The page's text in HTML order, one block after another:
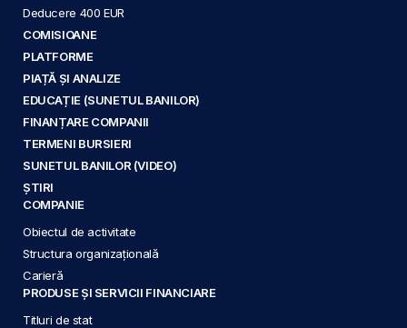
Deducere 400 EUR
COMISIOANE
PLATFORME
PIAȚĂ ȘI ANALIZE
EDUCAȚIE (SUNETUL BANILOR)
FINANȚARE COMPANII
TERMENI BURSIERI
SUNETUL BANILOR (VIDEO)
ȘTIRI
COMPANIE
Obiectul de activitate
Structura organizațională
Carieră
PRODUSE ȘI SERVICII FINANCIARE
Titluri de stat